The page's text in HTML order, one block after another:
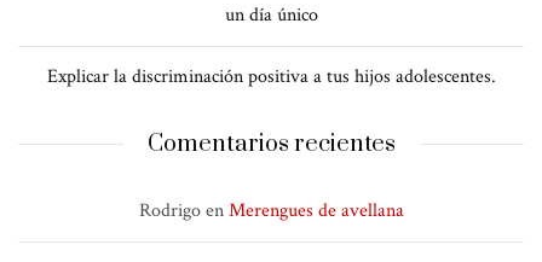
un día único
Explicar la discriminación positiva a tus hijos adolescentes.
Comentarios recientes
RodrigoenMerengues de avellana